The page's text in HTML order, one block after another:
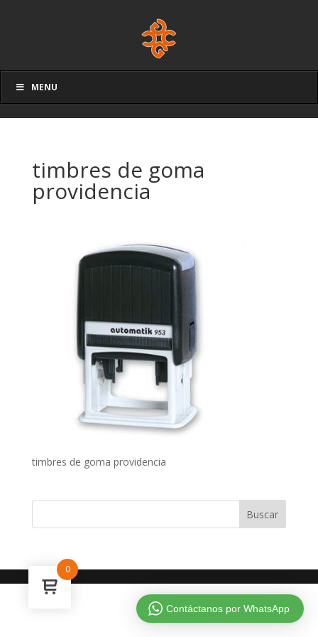
MENU
timbres de goma
providencia
timbres de goma providencia
0
Contáctanos por WhatsApp